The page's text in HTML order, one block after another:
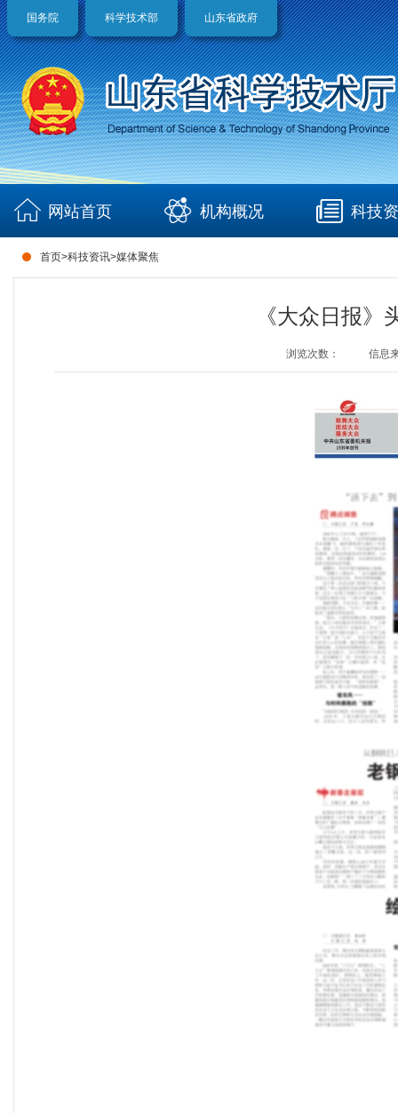
国务院 科学技术部 山东省政府
网站首页 机构概况 科技
首页>科技资讯>媒体聚焦
《大众日报
浏览次数： 信息